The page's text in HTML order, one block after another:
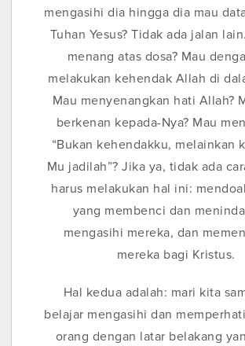
mengasihi dia hingga dia mau
Tuhan Yesus? Tidak ada jalan
menang atas dosa? Mau
melakukan kehendak Allah di
Mau menyenangkan hati Allah?
berkenan kepada-Nya? Mau
“Bukan kehendakku, melainkan
Mu jadilah”? Jika ya, tidak ada
harus melakukan hal ini:
yang membenci dan
mengasihi mereka, dan
mereka bagi Kristus.
Hal kedua adalah: mari kita
belajar mengasihi dan
orang dengan latar belakang